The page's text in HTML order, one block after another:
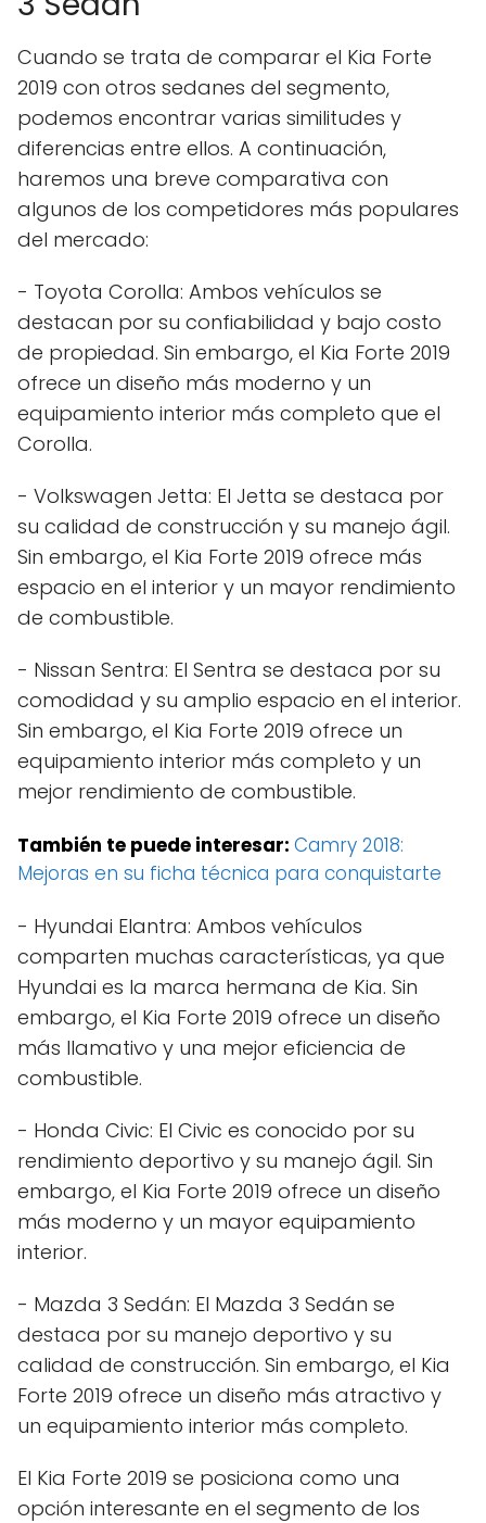
Cuando se trata de comparar el Kia Forte
2019 con otros sedanes del segmento,
podemos encontrar varias similitudes y
diferencias entre ellos. A continuación,
haremos una breve comparativa con
algunos de los competidores más populares
del mercado:
- Toyota Corolla: Ambos vehículos se
destacan por su confiabilidad y bajo costo
de propiedad. Sin embargo, el Kia Forte 2019
ofrece un diseño más moderno y un
equipamiento interior más completo que el
Corolla.
- Volkswagen Jetta: El Jetta se destaca por
su calidad de construcción y su manejo ágil.
Sin embargo, el Kia Forte 2019 ofrece más
espacio en el interior y un mayor rendimiento
de combustible.
- Nissan Sentra: El Sentra se destaca por su
comodidad y su amplio espacio en el interior.
Sin embargo, el Kia Forte 2019 ofrece un
equipamiento interior más completo y un
mejor rendimiento de combustible.
También te puede interesar: Camry 2018:
Mejoras en su ficha técnica para conquistarte
- Hyundai Elantra: Ambos vehículos
comparten muchas características, ya que
Hyundai es la marca hermana de Kia. Sin
embargo, el Kia Forte 2019 ofrece un diseño
más llamativo y una mejor eficiencia de
combustible.
- Honda Civic: El Civic es conocido por su
rendimiento deportivo y su manejo ágil. Sin
embargo, el Kia Forte 2019 ofrece un diseño
más moderno y un mayor equipamiento
interior.
- Mazda 3 Sedán: El Mazda 3 Sedán se
destaca por su manejo deportivo y su
calidad de construcción. Sin embargo, el Kia
Forte 2019 ofrece un diseño más atractivo y
un equipamiento interior más completo.
El Kia Forte 2019 se posiciona como una
opción interesante en el segmento de los